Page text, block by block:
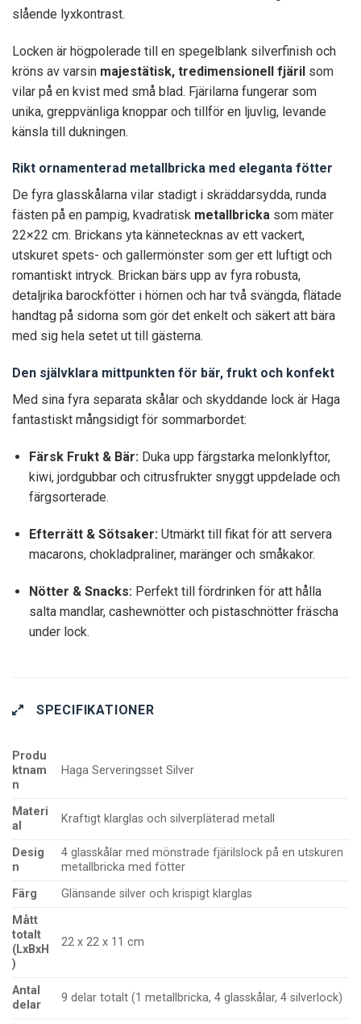
slående lyxkontrast.
Locken är högpolerade till en spegelblank silverfinish och
kröns av varsin majestätisk, tredimensionell fjäril som
vilar på en kvist med små blad. Fjärilarna fungerar som
unika, greppvänliga knoppar och tillför en ljuvlig, levande
känsla till dukningen.
Rikt ornamenterad metallbricka med eleganta fötter
De fyra glasskålarna vilar stadigt i skräddarsydda, runda
fästen på en pampig, kvadratisk metallbricka som mäter
22×22 cm. Brickans yta kännetecknas av ett vackert,
utskuret spets- och gallermönster som ger ett luftigt och
romantiskt intryck. Brickan bärs upp av fyra robusta,
detaljrika barockfötter i hörnen och har två svängda, flätade
handtag på sidorna som gör det enkelt och säkert att bära
med sig hela setet ut till gästerna.
Den självklara mittpunkten för bär, frukt och konfekt
Med sina fyra separata skålar och skyddande lock är Haga
fantastiskt mångsidigt för sommarbordet:
Färsk Frukt & Bär:Duka upp färgstarka melonklyftor,
kiwi, jordgubbar och citrusfrukter snyggt uppdelade och
färgsorterade.
Efterrätt & Sötsaker:Utmärkt till fikat för att servera
macarons, chokladpraliner, maränger och småkakor.
Nötter & Snacks: Perfekt till fördrinken för att hålla
salta mandlar, cashewnötter och pistaschnötter fräscha
under lock.
SPECIFIKATIONER
Produ
ktnam
n
Haga Serveringsset Silver
Materi
al
Kraftigt klarglas och silverpläterad metall
Desig
n
4 glasskålar med mönstrade fjärilslock på en utskuren
metallbricka med fötter
Färg
Glänsande silver och krispigt klarglas
Mått
totalt
(LxBxH
)
22 x 22 x 11 cm
Antal
delar
9 delar totalt (1 metallbricka, 4 glasskålar, 4 silverlock)